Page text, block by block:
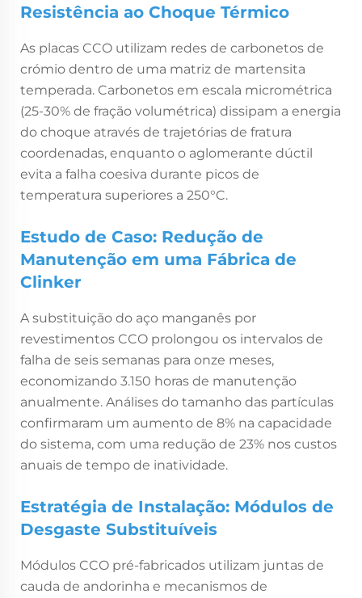
Resistência ao Choque Térmico
As placas CCO utilizam redes de carbonetos de
crómio dentro de uma matriz de martensita
temperada. Carbonetos em escala micrométrica
(25-30% de fração volumétrica) dissipam a energia
do choque através de trajetórias de fratura
coordenadas, enquanto o aglomerante dúctil
evita a falha coesiva durante picos de
temperatura superiores a 250°C.
Estudo de Caso: Redução de
Manutenção em uma Fábrica de
Clinker
A substituição do aço manganês por
revestimentos CCO prolongou os intervalos de
falha de seis semanas para onze meses,
economizando 3.150 horas de manutenção
anualmente. Análises do tamanho das partículas
confirmaram um aumento de 8% na capacidade
do sistema, com uma redução de 23% nos custos
anuais de tempo de inatividade.
Estratégia de Instalação: Módulos de
Desgaste Substituíveis
Módulos CCO pré-fabricados utilizam juntas de
cauda de andorinha e mecanismos de